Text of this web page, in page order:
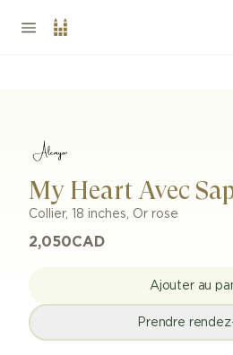
My Heart Avec
Collier, 18 inches, Or rose
2,050CAD
Ajouter au
Prendre